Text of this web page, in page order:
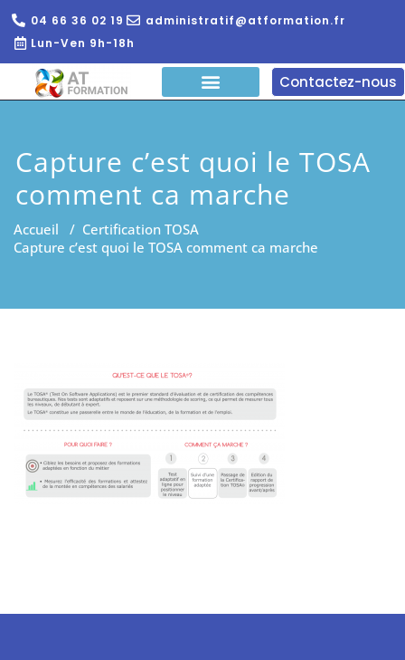
04 66 36 02 19
administratif@atformation.fr
Lun-Ven 9h-18h
Contactez-nous
Capture c’est quoi le TOSA
comment ca marche
Accueil / Certification TOSA
Capture c’est quoi le TOSA comment ca marche